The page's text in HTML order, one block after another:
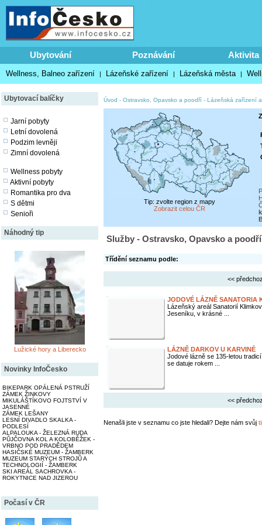
Ubytování Poznávání Aktivita
Wellness, Balneo zařízení | Lázeňské zařízení | Lázeňská města |
Ubytovací balíčky
Jarní pobyty
Letní dovolená
Podzim levněji
Zimní dovolená
Wellness pobyty
Aktivní pobyty
Romantika pro dva
S dětmi
Senioři
Náhodný tip
Lužické hory a Liberecko
Novinky InfoČesko
BIKEPARK OPÁLENÁ PSTRUŽÍ
ZÁMEK ŽINKOVY
MIKULÁŠTÍKOVO FOJTSTVÍ V
JASENNÉ
ZÁMEK LEŠANY
LESNÍ DIVADLO SKALKA -
PODLESÍ
ALPALOUKA - ŽELEZNÁ RUDA
PŮJČOVNA KOL A KOLOBĚŽEK -
VRBNO POD PRADĚDEM
HASIČSKÉ MUZEUM - ŽAMBERK
MUZEUM STARÝCH STROJŮ A
TECHNOLOGIÍ - ŽAMBERK
SKI AREÁL SACHROVKA -
ROKYTNICE NAD JIZEROU
Počasí v ČR
Úvod - Ostravsko, Opavsko a poodří - Lázeňská zařízení
Tip: zvolte region z mapy
Zobrazit celou ČR
Služby - Ostravsko, Opavsko a
Třídění seznamu podle:
<<
JODOVÉ LÁZNĚ SANATORIA
Lázeňský areál Sanatorií
Jeseníku, v krásné ...
LÁZNĚ DARKOV U KARVINÉ
Jodové lázně se 135-letou
se datuje rokem ...
<<
Nenašli jste v seznamu co jste hledali? Dejte nám svůj